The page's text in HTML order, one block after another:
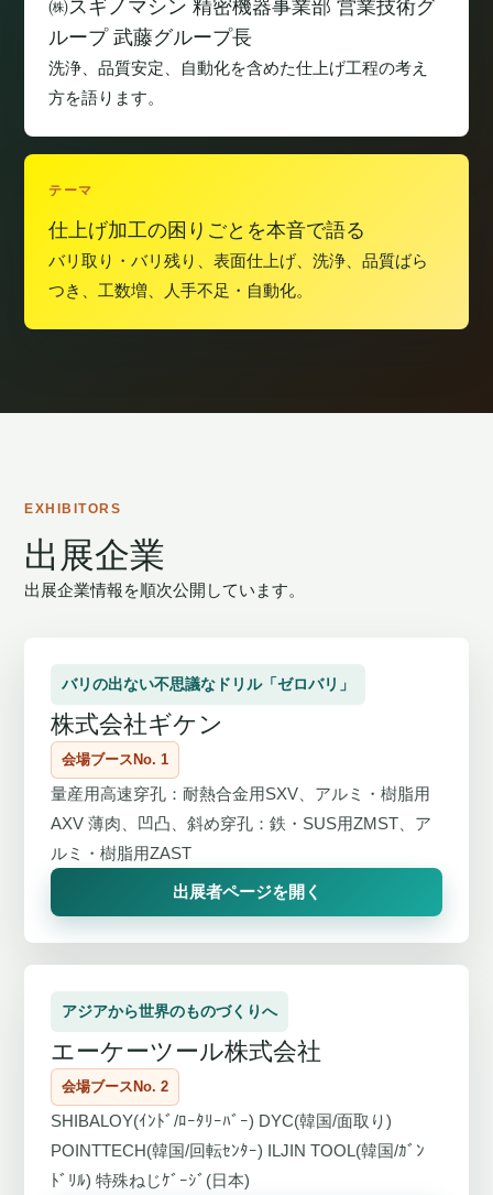
㈱スギノマシン 精密機器事業部 営業技術グ
ループ 武藤グループ長
洗浄、品質安定、自動化を含めた仕上げ工程の考え
方を語ります。
テーマ
仕上げ加工の困りごとを本音で語る
バリ取り・バリ残り、表面仕上げ、洗浄、品質ばら
つき、工数増、人手不足・自動化。
EXHIBITORS
出展企業
出展企業情報を順次公開しています。
バリの出ない不思議なドリル「ゼロバリ」
株式会社ギケン
会場ブースNo. 1
量産用高速穿孔：耐熱合金用SXV、アルミ・樹脂用
AXV 薄肉、凹凸、斜め穿孔：鉄・SUS用ZMST、ア
ルミ・樹脂用ZAST
出展者ページを開く
アジアから世界のものづくりへ
エーケーツール株式会社
会場ブースNo. 2
SHIBALOY(ｲﾝﾄﾞ/ﾛｰﾀﾘｰﾊﾞｰ) DYC(韓国/面取り)
POINTTECH(韓国/回転ｾﾝﾀｰ) ILJIN TOOL(韓国/ｶﾞﾝ
ﾄﾞﾘﾙ) 特殊ねじｹﾞｰｼﾞ(日本)